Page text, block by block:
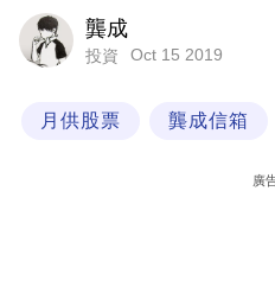
科
龔成
投資 Oct 15 2019
月供股票 龔成信箱
廣